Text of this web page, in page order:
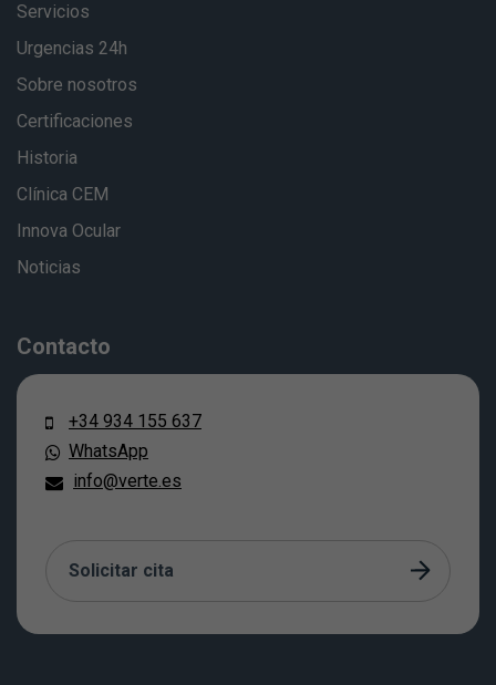
Servicios
Urgencias 24h
Sobre nosotros
Certificaciones
Historia
Clínica CEM
Innova Ocular
Noticias
Contacto
+34 934 155 637
WhatsApp
info@verte.es
Solicitar cita